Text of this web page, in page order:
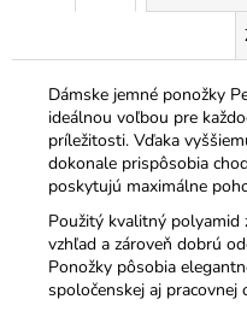
Dámske jemné ponožky
ideálnou voľbou pre
príležitosti. Vďaka
dokonale prispôsobia
poskytujú maximálne
Použitý kvalitný polyamid
vzhľad a zároveň dobrú
Ponožky pôsobia
spoločenskej aj pracovnej